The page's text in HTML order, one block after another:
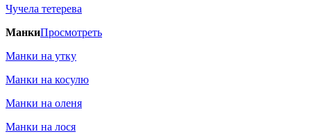
Чучела тетерева
МанкиПросмотреть
Манки на утку
Манки на косулю
Манки на оленя
Манки на лося